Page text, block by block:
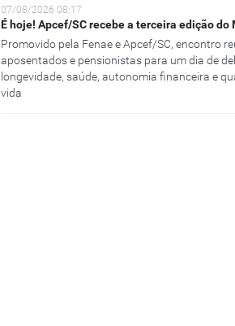
07/08/2026 08:17
É hoje! Apcef/SC recebe a terceira edição do
Promovido pela Fenae e Apcef/SC, encontro
aposentados e pensionistas para um dia de
longevidade, saúde, autonomia financeira e
vida